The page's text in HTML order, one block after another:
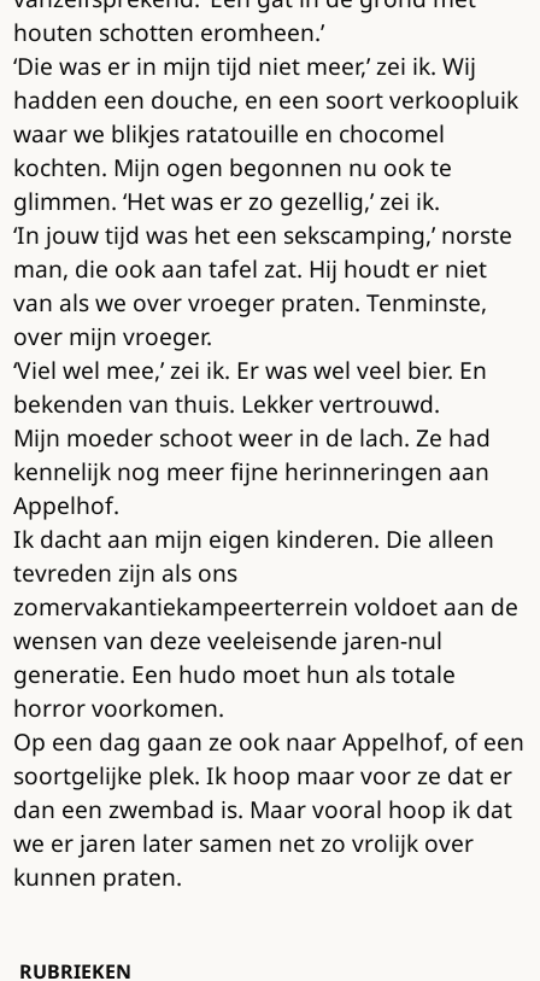
houten schotten eromheen.’
‘Die was er in mijn tijd niet meer,’ zei ik. Wij
hadden een douche, en een soort verkoopluik
waar we blikjes ratatouille en chocomel
kochten. Mijn ogen begonnen nu ook te
glimmen. ‘Het was er zo gezellig,’ zei ik.
‘In jouw tijd was het een sekscamping,’ norste
man, die ook aan tafel zat. Hij houdt er niet
van als we over vroeger praten. Tenminste,
over mijn vroeger.
‘Viel wel mee,’ zei ik. Er was wel veel bier. En
bekenden van thuis. Lekker vertrouwd.
Mijn moeder schoot weer in de lach. Ze had
kennelijk nog meer fijne herinneringen aan
Appelhof.
Ik dacht aan mijn eigen kinderen. Die alleen
tevreden zijn als ons
zomervakantiekampeerterrein voldoet aan de
wensen van deze veeleisende jaren-nul
generatie. Een hudo moet hun als totale
horror voorkomen.
Op een dag gaan ze ook naar Appelhof, of een
soortgelijke plek. Ik hoop maar voor ze dat er
dan een zwembad is. Maar vooral hoop ik dat
we er jaren later samen net zo vrolijk over
kunnen praten.
RUBRIEKEN